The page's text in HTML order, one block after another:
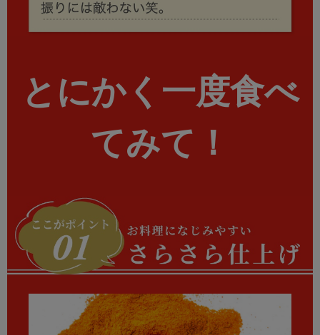
とにかく 一度食べ
てみて！